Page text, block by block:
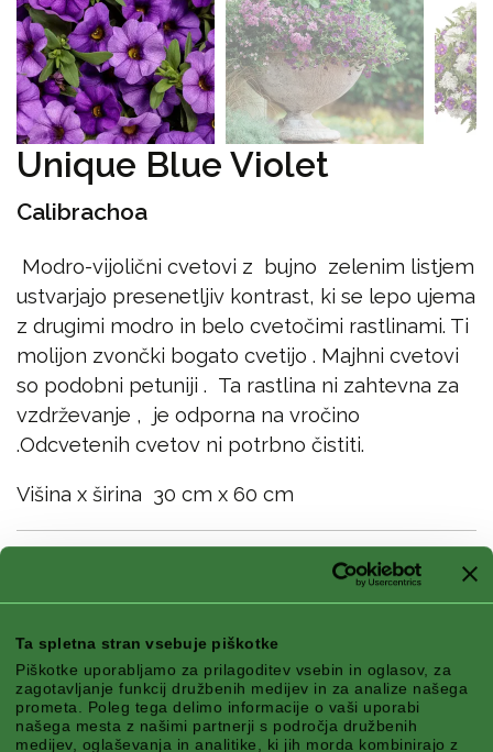
Ta spletna stran vsebuje piškotke
Piškotke uporabljamo za prilagoditev vsebin in oglasov, za
zagotavljanje funkcij družbenih medijev in za analize našega
prometa. Poleg tega delimo informacije o vaši uporabi
našega mesta z našimi partnerji s področja družbenih
medijev, oglaševanja in analitike, ki jih morda kombinirajo z
Unique Blue Violet
Calibrachoa
Modro-vijolični cvetovi z bujno zelenim listjem
ustvarjajo presenetljiv kontrast, ki se lepo ujema
z drugimi modro in belo cvetočimi rastlinami. Ti
molijon zvončki bogato cvetijo . Majhni cvetovi
so podobni petuniji . Ta rastlina ni zahtevna za
vzdrževanje , je odporna na vročino
.Odcvetenih cvetov ni potrbno čistiti.
Višina x širina 30 cm x 60 cm
Podnebni pas:Mountain, Atlantic, Continental
Sezona:Poletje, Jesen